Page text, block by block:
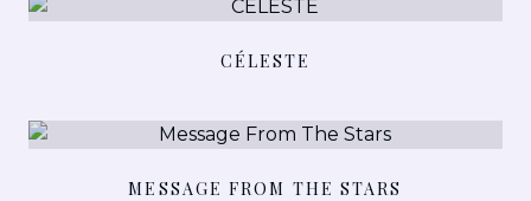
DETAILS ANSEHEN
CÉLESTE
MESSAGE FROM THE STARS